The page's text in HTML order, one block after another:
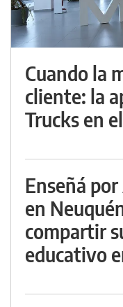
Cuando la
cliente: la
Trucks en
Enseñá
en
compartir
educativo